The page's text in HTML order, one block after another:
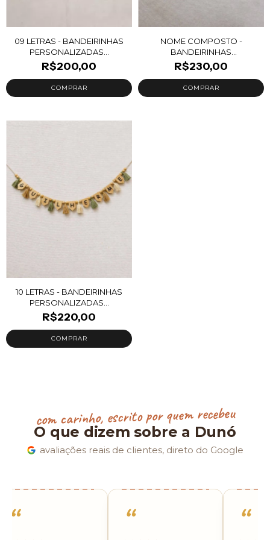
09 LETRAS - BANDEIRINHAS
PERSONALIZADAS...
R$200,00
NOME COMPOSTO -
BANDEIRINHAS
PERSONALIZA...
R$230,00
COMPRAR
10 LETRAS - BANDEIRINHAS
PERSONALIZADAS...
R$220,00
com carinho, escrito por quem recebeu
O que dizem sobre a Dunó
avaliações reais de clientes, direto do Google
“ “ “